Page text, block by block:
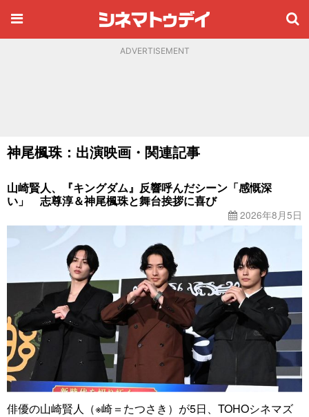
ADVERTISEMENT
神尾楓珠：出演映画・関連記事
山崎賢人、『キングダム』反響呼んだシーン「感慨深
い」 志尊淳＆神尾楓珠と舞台挨拶に喜び
2026年8月5日
俳優の山崎賢人（※崎＝たつさき）が5日、TOHOシネマズ